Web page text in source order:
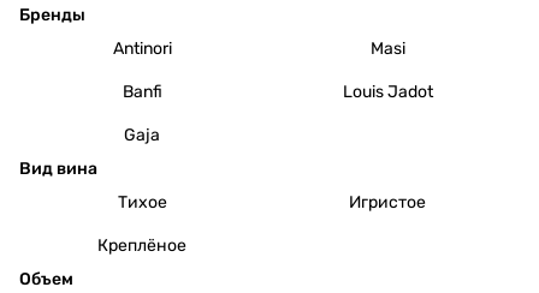
Бренды
Antinori
Masi
Banfi Louis Jadot
Gaja
Вид вина
Тихое
Игристое
Креплёное
Объем